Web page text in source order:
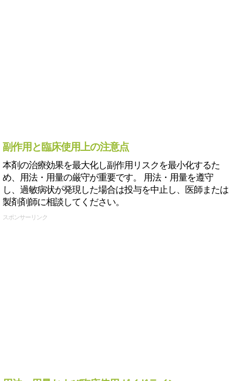
副作用と臨床使用上の注意点
本剤の治療効果を最大化し副作用リスクを最小化するた
め、用法・用量の厳守が重要です。 用法・用量を遵守
し、過敏病状が発現した場合は投与を中止し、医師または
製剤剤師に相談してください。
スポンサーリンク